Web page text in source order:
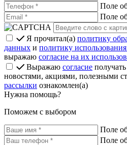
Поле
Поле
Я прочитал(а) политику
данных и политику
выражаю согласие на их
Выражаю согласие
новостями, акциями, полезными
рассылки ознакомлен(а)
Нужна помощь?
Поможем с выбором
Поле
Поле